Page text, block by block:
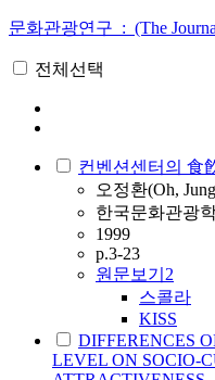
문화관광연구 : (The
전체선택
컨벤션센터의 食
오정환(Oh,
한국문화관광
1999
p.3-23
원문보기 2
스콜라
KISS
DIFFERENCES
LEVEL ON SOCIO-